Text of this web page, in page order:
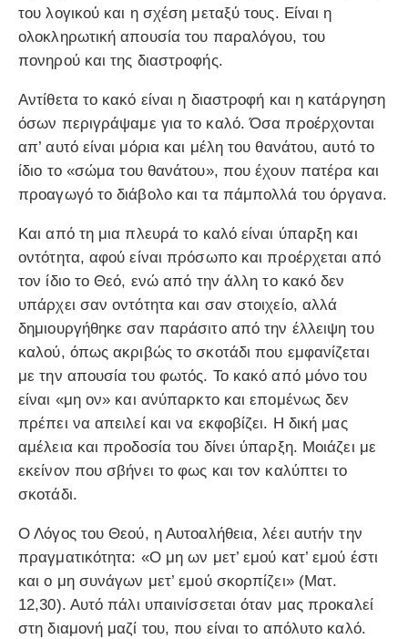
του λογικού και η σχέση μεταξύ τους. Είναι η
ολοκληρωτική απουσία του παραλόγου, του
πονηρού και της διαστροφής.
Αντίθετα το κακό είναι η διαστροφή και η κατάργηση
όσων περιγράψαμε για το καλό. Όσα προέρχονται
απ’ αυτό είναι μόρια και μέλη του θανάτου, αυτό το
ίδιο το «σώμα του θανάτου», που έχουν πατέρα και
προαγωγό το διάβολο και τα πάμπολλά του όργανα.
Και από τη μια πλευρά το καλό είναι ύπαρξη και
οντότητα, αφού είναι πρόσωπο και προέρχεται από
τον ίδιο το Θεό, ενώ από την άλλη το κακό δεν
υπάρχει σαν οντότητα και σαν στοιχείο, αλλά
δημιουργήθηκε σαν παράσιτο από την έλλειψη του
καλού, όπως ακριβώς το σκοτάδι που εμφανίζεται
με την απουσία του φωτός. Το κακό από μόνο του
είναι «μη ον» και ανύπαρκτο και επομένως δεν
πρέπει να απειλεί και να εκφοβίζει. Η δική μας
αμέλεια και προδοσία του δίνει ύπαρξη. Μοιάζει με
εκείνον που σβήνει το φως και τον καλύπτει το
σκοτάδι.
Ο Λόγος του Θεού, η Αυτοαλήθεια, λέει αυτήν την
πραγματικότητα: «Ο μη ων μετ’ εμού κατ’ εμού έστι
και ο μη συνάγων μετ’ εμού σκορπίζει» (Ματ.
12,30). Αυτό πάλι υπαινίσσεται όταν μας προκαλεί
στη διαμονή μαζί του, που είναι το απόλυτο καλό.